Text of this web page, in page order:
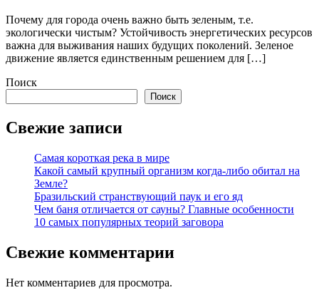
Почему для города очень важно быть зеленым, т.е.
экологически чистым? Устойчивость энергетических ресурсов
важна для выживания наших будущих поколений. Зеленое
движение является единственным решением для […]
Поиск
Поиск
Свежие записи
Самая короткая река в мире
Какой самый крупный организм когда-либо обитал на
Земле?
Бразильский странствующий паук и его яд
Чем баня отличается от сауны? Главные особенности
10 самых популярных теорий заговора
Свежие комментарии
Нет комментариев для просмотра.